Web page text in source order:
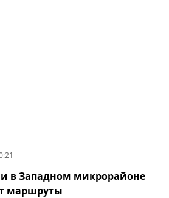
и в Западном микрорайоне
маршруты